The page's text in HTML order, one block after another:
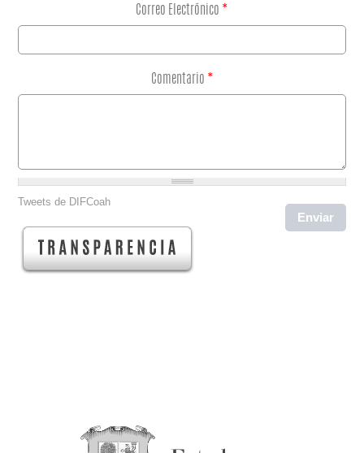
Correo Electrónico *
Comentario *
Tweets de DIFCoah